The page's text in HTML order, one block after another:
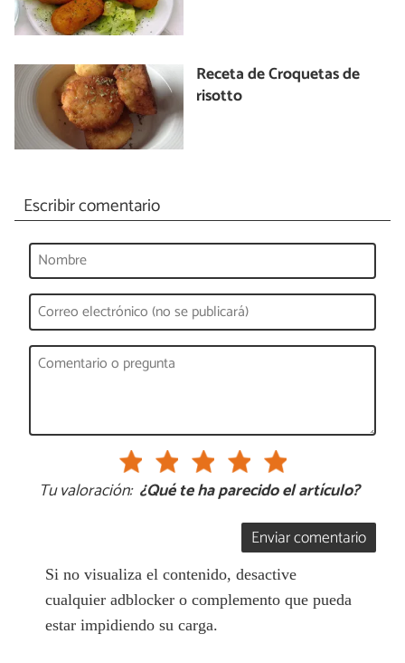
Receta de Croquetas de
risotto
Escribir comentario
Tu valoración: ¿Qué te ha parecido el artículo?
Enviar comentario
Si no visualiza el contenido, desactive
cualquier adblocker o complemento que pueda
estar impidiendo su carga.